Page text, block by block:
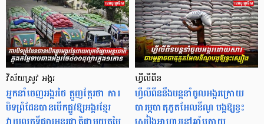
វិស័យស្រូវ អង្ករ
អ្នកនាំចេញអង្ករថៃ ត្អូញត្អែរថា ការ
បិទព្រំដែនបានបើកផ្លូវឱ្យអង្ករខ្មែរ
ហ្វីលីពីន
ហ្វីលីពីននឹងបន្តនាំចូលអង្ករក្រោយ
បារម្ភបាតុភូតអែលនីណូ បង្កឱ្យខ្វះ